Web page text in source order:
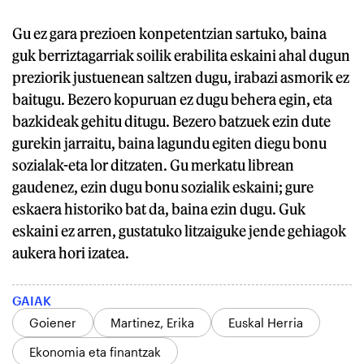
Gu ez gara prezioen konpetentzian sartuko, baina
guk berriztagarriak soilik erabilita eskaini ahal dugun
preziorik justuenean saltzen dugu, irabazi asmorik ez
baitugu. Bezero kopuruan ez dugu behera egin, eta
bazkideak gehitu ditugu. Bezero batzuek ezin dute
gurekin jarraitu, baina lagundu egiten diegu bonu
sozialak-eta lor ditzaten. Gu merkatu librean
gaudenez, ezin dugu bonu sozialik eskaini; gure
eskaera historiko bat da, baina ezin dugu. Guk
eskaini ez arren, gustatuko litzaiguke jende gehiagok
aukera hori izatea.
GAIAK
Goiener
Martinez, Erika
Euskal Herria
Ekonomia eta finantzak